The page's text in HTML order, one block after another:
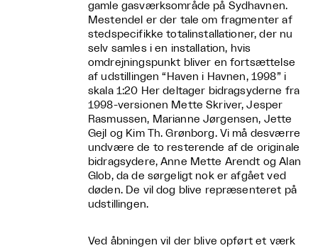
gamle gasværksområde på Sydhavnen.
Mestendel er der tale om fragmenter af
stedspecifikke totalinstallationer, der nu
selv samles i en installation, hvis
omdrejningspunkt bliver en fortsættelse
af udstillingen “Haven i Havnen, 1998” i
skala 1:20 Her deltager bidragsyderne fra
1998-versionen Mette Skriver, Jesper
Rasmussen, Marianne Jørgensen, Jette
Gejl og Kim Th. Grønborg. Vi må desværre
undvære de to resterende af de originale
bidragsydere, Anne Mette Arendt og Alan
Glob, da de sørgeligt nok er afgået ved
døden. De vil dog blive repræsenteret på
udstillingen.
Ved åbningen vil der blive opført et værk